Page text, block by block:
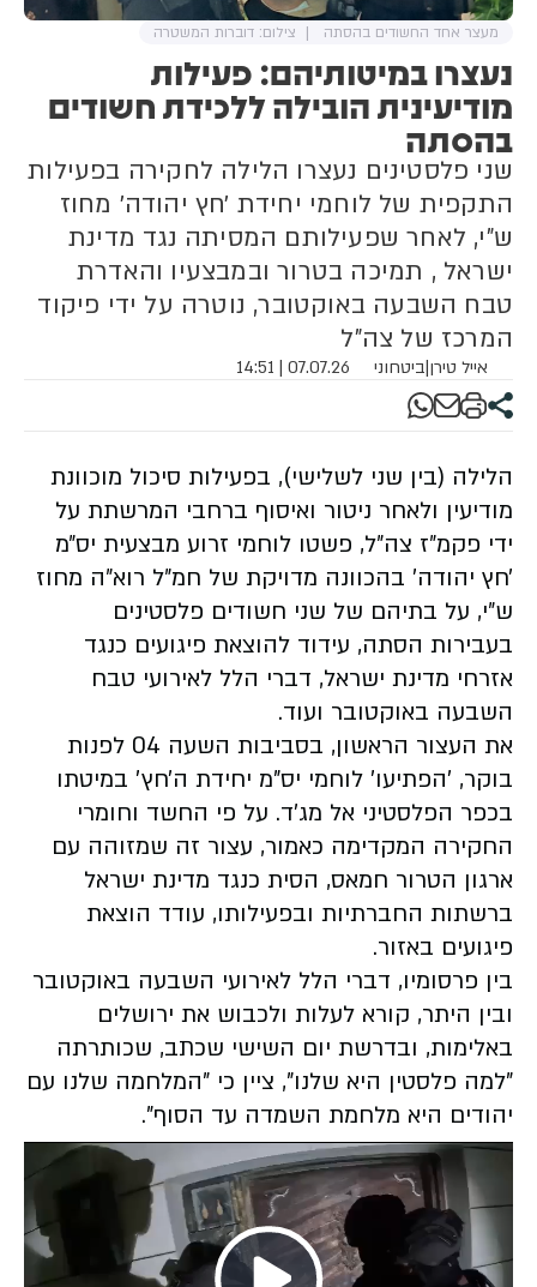
נעצרו במיטותיהם: פעילות
מודיעינית הובילה ללכידת חשודים
בהסתה
שני פלסטינים נעצרו הלילה לחקירה בפעילות
התקפית של לוחמי יחידת ׳חץ יהודה׳ מחוז
ש"י, לאחר שפעילותם המסיתה נגד מדינת
ישראל , תמיכה בטרור ובמבצעיו והאדרת
טבח השבעה באוקטובר, נוטרה על ידי פיקוד
המרכז של צה"ל
אייל טירן|ביטחוני 07.07.26 | 14:51
מעצר אחד החשודים בהסתה צילום: דוברות המשטרה
הלילה (בין שני לשלישי), בפעילות סיכול מוכוונת
מודיעין ולאחר ניטור ואיסוף ברחבי המרשתת על
ידי פקמ״ז צה״ל, פשטו לוחמי זרוע מבצעית יס״מ
׳חץ יהודה׳ בהכוונה מדויקת של חמ״ל רוא״ה מחוז
ש״י, על בתיהם של שני חשודים פלסטינים
בעבירות הסתה, עידוד להוצאת פיגועים כנגד
אזרחי מדינת ישראל, דברי הלל לאירועי טבח
השבעה באוקטובר ועוד.
את העצור הראשון, בסביבות השעה 04 לפנות
בוקר, ׳הפתיעו׳ לוחמי יס"מ יחידת ה׳חץ׳ במיטתו
בכפר הפלסטיני אל מג׳ד. על פי החשד וחומרי
החקירה המקדימה כאמור, עצור זה שמזוהה עם
ארגון הטרור חמאס, הסית כנגד מדינת ישראל
ברשתות החברתיות ובפעילותו, עודד הוצאת
פיגועים באזור.
בין פרסומיו, דברי הלל לאירועי השבעה באוקטובר
ובין היתר, קורא לעלות ולכבוש את ירושלים
באלימות, ובדרשת יום השישי שכתב, שכותרתה
"למה פלסטין היא שלנו", ציין כי "המלחמה שלנו עם
יהודים היא מלחמת השמדה עד הסוף".